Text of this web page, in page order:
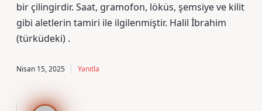
bir çilingirdir. Saat, gramofon, löküs, şemsiye ve kilit
gibi aletlerin tamiri ile ilgilenmiştir. Halil İbrahim
(türküdeki) .
Nisan 15, 2025 Yanıtla